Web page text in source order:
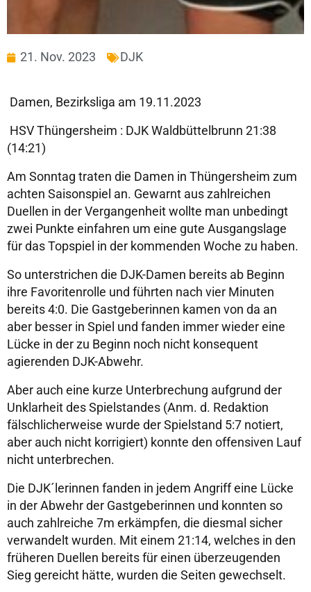
21. Nov. 2023 DJK
Damen, Bezirksliga am 19.11.2023
HSV Thüngersheim : DJK Waldbüttelbrunn 21:38
(14:21)
Am Sonntag traten die Damen in Thüngersheim zum
achten Saisonspiel an. Gewarnt aus zahlreichen
Duellen in der Vergangenheit wollte man unbedingt
zwei Punkte einfahren um eine gute Ausgangslage
für das Topspiel in der kommenden Woche zu haben.
So unterstrichen die DJK-Damen bereits ab Beginn
ihre Favoritenrolle und führten nach vier Minuten
bereits 4:0. Die Gastgeberinnen kamen von da an
aber besser in Spiel und fanden immer wieder eine
Lücke in der zu Beginn noch nicht konsequent
agierenden DJK-Abwehr.
Aber auch eine kurze Unterbrechung aufgrund der
Unklarheit des Spielstandes (Anm. d. Redaktion
fälschlicherweise wurde der Spielstand 5:7 notiert,
aber auch nicht korrigiert) konnte den offensiven Lauf
nicht unterbrechen.
Die DJK´lerinnen fanden in jedem Angriff eine Lücke
in der Abwehr der Gastgeberinnen und konnten so
auch zahlreiche 7m erkämpfen, die diesmal sicher
verwandelt wurden. Mit einem 21:14, welches in den
früheren Duellen bereits für einen überzeugenden
Sieg gereicht hätte, wurden die Seiten gewechselt.